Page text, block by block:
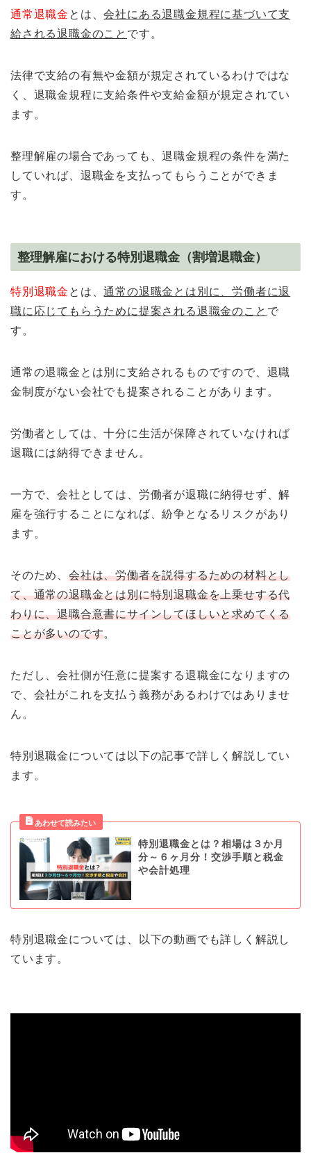
通常退職金 とは、会社にある退職金規程に基づいて支
給される退職金のこと です。
法律で支給の有無や金額が規定されているわけではな
く、退職金規程に支給条件や支給金額が規定されてい
ます。
整理解雇の場合であっても、退職金規程の条件を満た
していれば、退職金を支払ってもらうことができま
す。
整理解雇における特別退職金（割増退職金）
特別退職金 とは、通常の退職金とは別に、労働者に退
職に応じてもらうために提案される退職金のこと で
す。
通常の退職金とは別に支給されるものですので、退職
金制度がない会社でも提案されることがあります。
労働者としては、十分に生活が保障されていなければ
退職には納得できません。
一方で、会社としては、労働者が退職に納得せず、解
雇を強行することになれば、紛争となるリスクがあり
ます。
そのため、 会社は、労働者を説得するための材料とし
て、通常の退職金とは別に特別退職金を上乗せする代
わりに、退職合意書にサインしてほしいと求めてくる
ことが多いのです。
ただし、会社側が任意に提案する退職金になりますの
で、会社がこれを支払う義務があるわけではありませ
ん。
特別退職金については以下の記事で詳しく解説してい
ます。
特別退職金とは？相場は３か月
分～６ヶ月分！交渉手順と税金
や会計処理
特別退職金については、以下の動画でも詳しく解説し
ています。